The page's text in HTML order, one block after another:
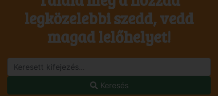
legközelebbi szedd, vedd
magad lelőhelyet!
Keresés